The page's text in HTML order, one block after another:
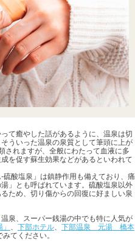
て癒やした話があるように、温泉は切
ういった温泉の泉質として筆頭に上が
されますが、全般にわたって血液に多
を促す蘇生効果などがあるといわれて
酸塩泉」は鎮静作用も備えており、痛
」とも呼ばれています。硫酸塩泉以外
ため、切り傷からの回復に好ましい泉
泉、スーパー銭湯の中でも特に人気が
、 下部ホテル、 下部温泉 元湯 橋本
てください。